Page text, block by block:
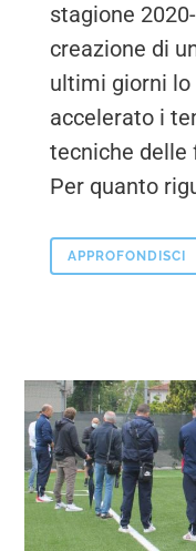
stagione
creazione di
ultimi giorni
accelerato i
tecniche delle
Per quanto
APPROFONDISCI